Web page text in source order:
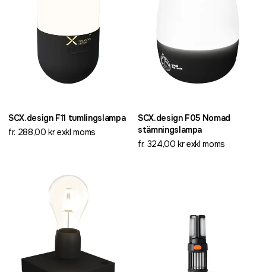
SCX.design F11 tumlingslampa
fr. 288,00 kr exkl moms
SCX.design F05 Nomad
stämningslampa
fr. 324,00 kr exkl moms